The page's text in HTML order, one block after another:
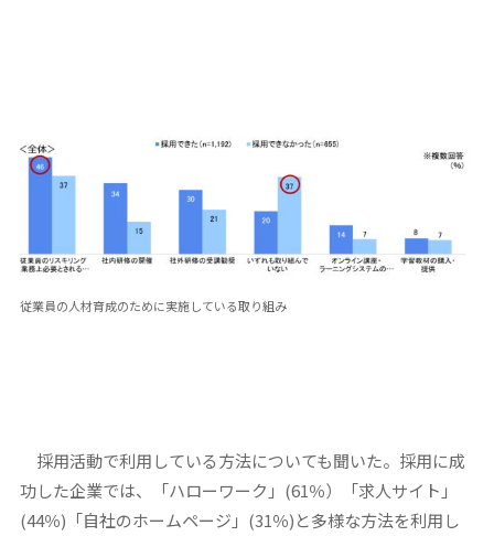
従業員の人材育成のために実施している取り組み
採用活動で利用している方法についても聞いた。採用に成
功した企業では、「ハローワーク」(61％）「求人サイト」
(44％)「自社のホームページ」(31％)と多様な方法を利用し